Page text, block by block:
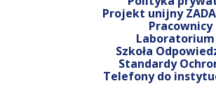
Projekt unijny
Pracownicy
Laboratorium
Szkoła
Standardy
Telefony do